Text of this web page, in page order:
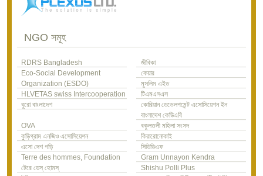
NGO সমূহ
RDRS Bangladesh
জীবিকা
Eco-Social Development
Organization (ESDO)
কেয়ার
মুসলিম এইড
HLVETAS swiss Intercooperation
টিএমএসএস
বুরো বাংলাদেশ
কোরিয়ান ডেভেলপমেন্ট এসোসিয়েশন ইন
বাংলাদেশ কেডিএবি
OVA
বকুলতলী মহিলা সংসদ
কুড়িগ্রাম এনজিও এসোসিয়েশন
কিরারোনোকাই
এসো দেশ গড়ি
সিডিডিএফ
Terre des hommes, Foundation
টেরে ডেস্ হোমস্
Gram Unnayon Kendra
Shishu Polli Plus